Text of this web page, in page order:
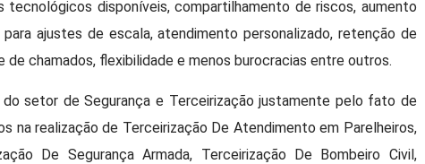
disponíveis, compartilhamento de riscos, aumento
ajustes de escala, atendimento personalizado, retenção de
chamados, flexibilidade e menos burocracias entre outros.
do setor de Segurança e Terceirização justamente pelo fato de
na realização de Terceirização De Atendimento em Parelheiros,
De Segurança Armada, Terceirização De Bombeiro Civil,